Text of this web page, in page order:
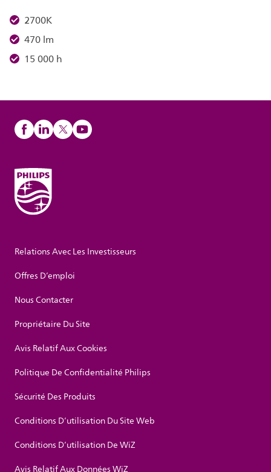
2700K
470 lm
15 000 h
Relations Avec Les Investisseurs
Offres D’emploi
Nous Contacter
Propriétaire Du Site
Avis Relatif Aux Cookies
Politique De Confidentialité Philips
Sécurité Des Produits
Conditions D’utilisation Du Site Web
Conditions D’utilisation De WiZ